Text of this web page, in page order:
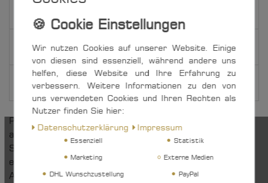
EU-Verantwortlicher
Hersteller
Praktischer Faltklappanker (oder auch: Schirmanker)
aus Edelstahl Rostfrei für kleine Jollen und
Schlauchboote. Zusammengeklappt hat der Anker
einen Durchmesser von 80 - 90 mm, je nach
Ausführung, und findet somit auf jedem noch so
Wir nutzen Cookies auf unserer Website. Einige
von diesen sind essenziell, während andere uns
helfen, diese Website und Ihre Erfahrung zu
verbessern. Weitere Informationen zu den von
uns verwendeten Cookies und Ihren Rechten als
Nutzer finden Sie hier:
Daten­schutz­erklärung
Impressum
Essenziell
Statistik
Marketing
Externe Medien
DHL Wunschzustellung
PayPal